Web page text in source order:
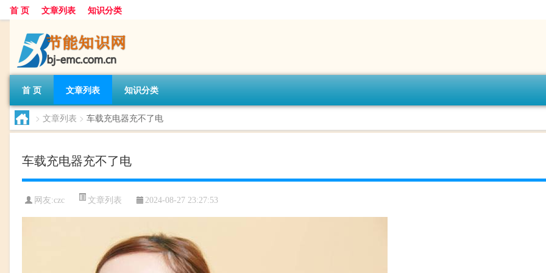
首 页 文章列表 知识分类
首 页 文章列表 知识分类
> 文章列表 > 车载充电器充不了电
车载充电器充不了电
网友:czc 文章列表 2024-08-27 23:27:53